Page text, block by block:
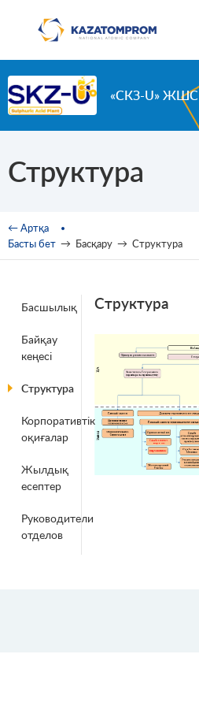
«СКЗ-U» ЖШС
Структура
You are here
← Артқа
Басты бет → Басқару → Структура
Басшылық
Байқау
кеңесі
Структура
Корпоративтік
оқиғалар
Жылдық
есептер
Руководители
отделов
Структура